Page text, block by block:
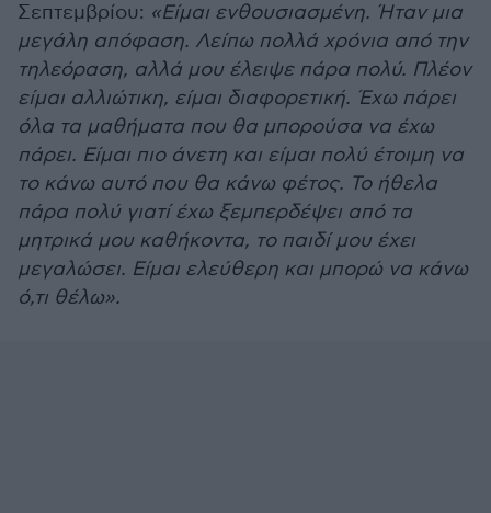
Σεπτεμβρίου: «Είμαι ενθουσιασμένη. Ήταν μια
μεγάλη απόφαση. Λείπω πολλά χρόνια από την
τηλεόραση, αλλά μου έλειψε πάρα πολύ. Πλέον
είμαι αλλιώτικη, είμαι διαφορετική. Έχω πάρει
όλα τα μαθήματα που θα μπορούσα να έχω
πάρει. Είμαι πιο άνετη και είμαι πολύ έτοιμη να
το κάνω αυτό που θα κάνω φέτος. Το ήθελα
πάρα πολύ γιατί έχω ξεμπερδέψει από τα
μητρικά μου καθήκοντα, το παιδί μου έχει
μεγαλώσει. Είμαι ελεύθερη και μπορώ να κάνω
ό,τι θέλω».